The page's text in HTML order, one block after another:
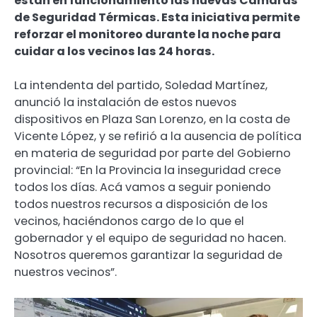
de Seguridad Térmicas. Esta iniciativa permite
reforzar el monitoreo durante la noche para
cuidar a los vecinos las 24 horas.
La intendenta del partido, Soledad Martínez,
anunció la instalación de estos nuevos
dispositivos en Plaza San Lorenzo, en la costa de
Vicente López, y se refirió a la ausencia de política
en materia de seguridad por parte del Gobierno
provincial: “En la Provincia la inseguridad crece
todos los días. Acá vamos a seguir poniendo
todos nuestros recursos a disposición de los
vecinos, haciéndonos cargo de lo que el
gobernador y el equipo de seguridad no hacen.
Nosotros queremos garantizar la seguridad de
nuestros vecinos”.